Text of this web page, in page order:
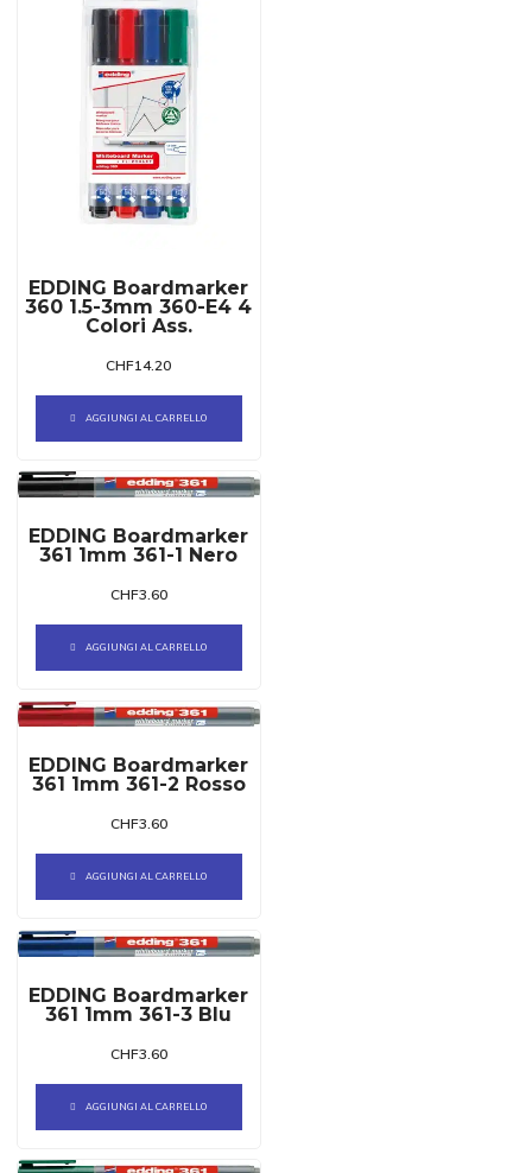
EDDING Boardmarker
360 1.5-3mm 360-E4 4
Colori Ass.
CHF14.20
AGGIUNGI AL CARRELLO
EDDING Boardmarker
361 1mm 361-1 Nero
CHF3.60
AGGIUNGI AL CARRELLO
EDDING Boardmarker
361 1mm 361-2 Rosso
CHF3.60
AGGIUNGI AL CARRELLO
EDDING Boardmarker
361 1mm 361-3 Blu
CHF3.60
AGGIUNGI AL CARRELLO